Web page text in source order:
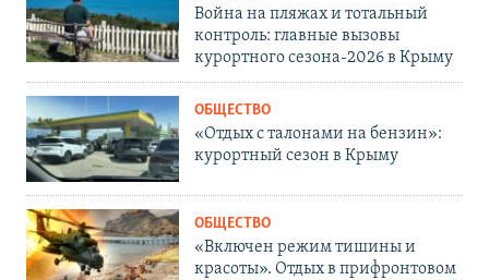
Война на пляжах и тотальный
контроль: главные вызовы
курортного сезона-2026 в Крыму
ОБЩЕСТВО
«Отдых с талонами на бензин»:
курортный сезон в Крыму
ОБЩЕСТВО
«Включен режим тишины и
красоты». Отдых в прифронтовом